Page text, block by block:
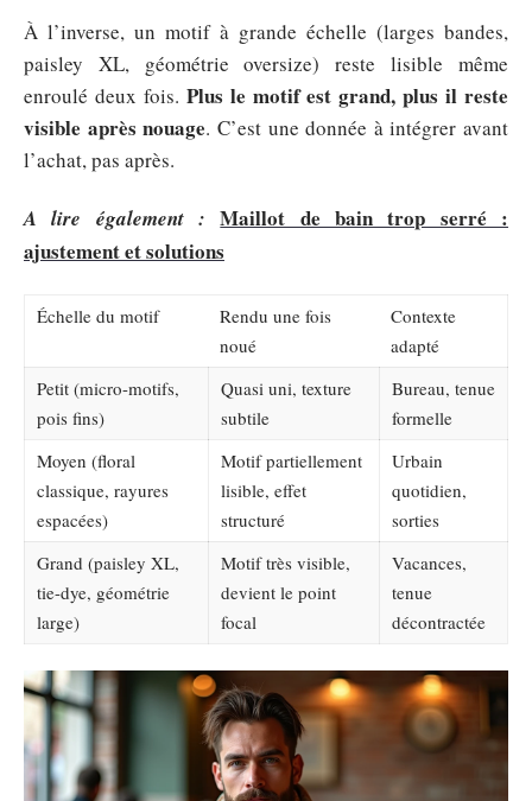
À l’inverse, un motif à grande échelle (larges bandes,
paisley XL, géométrie oversize) reste lisible même
enroulé deux fois. Plus le motif est grand, plus il reste
visible après nouage. C’est une donnée à intégrer avant
l’achat, pas après.
A lire également : Maillot de bain trop serré :
ajustement et solutions
Échelle du motif
Rendu une fois
noué
Contexte
adapté
Petit (micro-motifs,
pois fins)
Quasi uni, texture
subtile
Bureau, tenue
formelle
Moyen (floral
classique, rayures
espacées)
Motif partiellement
lisible, effet
structuré
Urbain
quotidien,
sorties
Grand (paisley XL,
tie-dye, géométrie
large)
Motif très visible,
devient le point
focal
Vacances,
tenue
décontractée